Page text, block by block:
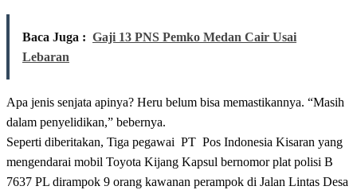
Baca Juga : Gaji 13 PNS Pemko Medan Cair Usai
Lebaran
Apa jenis senjata apinya? Heru belum bisa memastikannya. “Masih
dalam penyelidikan,” bebernya.
Seperti diberitakan, Tiga pegawai PT Pos Indonesia Kisaran yang
mengendarai mobil Toyota Kijang Kapsul bernomor plat polisi B
7637 PL dirampok 9 orang kawanan perampok di Jalan Lintas Desa